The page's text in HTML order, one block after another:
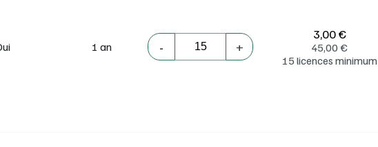
1 an - +
3,00 €
45,00€
15 licences minimum